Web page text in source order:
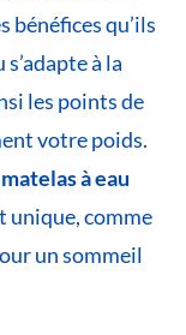
bénéfices qu’ils
à la
les points de
votre poids.
matelas à eau
unique, comme
un sommeil